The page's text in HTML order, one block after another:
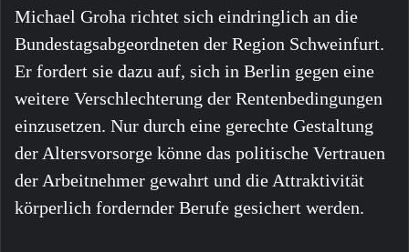
Michael Groha richtet sich eindringlich an die
Bundestagsabgeordneten der Region Schweinfurt.
Er fordert sie dazu auf, sich in Berlin gegen eine
weitere Verschlechterung der Rentenbedingungen
einzusetzen. Nur durch eine gerechte Gestaltung
der Altersvorsorge könne das politische Vertrauen
der Arbeitnehmer gewahrt und die Attraktivität
körperlich fordernder Berufe gesichert werden.